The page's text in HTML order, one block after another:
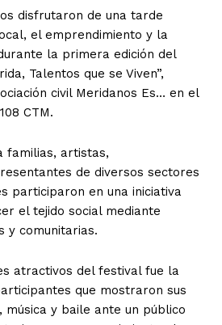
disfrutaron de una tarde
el emprendimiento y la
la primera edición del
Talentos que se Viven”,
civil Meridanos Es… en el
CTM.
familias, artistas,
de diversos sectores
participaron en una iniciativa
el tejido social mediante
y comunitarias.
atractivos del festival fue la
que mostraron sus
música y baile ante un público